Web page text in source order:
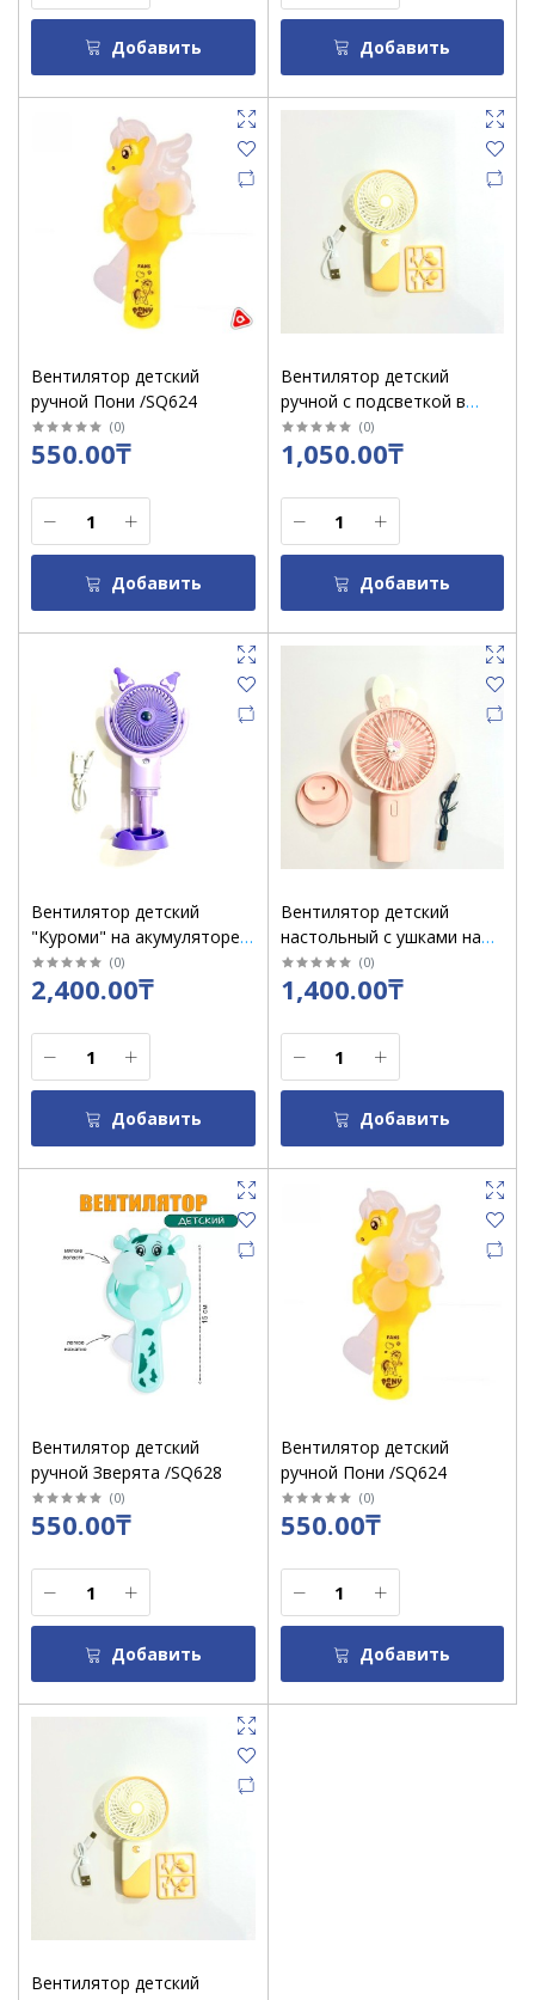
Добавить Добавить
Вентилятор детский
ручной Пони /SQ624
(0)
550.00₸
Добавить
Вентилятор детский
ручной с подсветкой в
коробке/S075
(0)
1,050.00₸
Добавить
Вентилятор детский
"Куроми" на акумуляторе с
туманом в коробке/8201-D
(0)
2,400.00₸
Добавить
Вентилятор детский
настольный с ушками на
акумуляторе в
коробке/6827
(0)
1,400.00₸
Добавить
Вентилятор детский
ручной Зверята /SQ628
(0)
550.00₸
Добавить
Вентилятор детский
ручной Пони /SQ624
(0)
550.00₸
Добавить
Вентилятор детский